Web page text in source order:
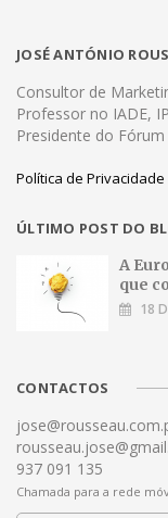
JOSÉ ANTÓNIO
Consultor de
Professor no IADE,
Presidente do
Política de Privacidade
ÚLTIMO POST DO
A
que
18
CONTACTOS
937 091 135
Chamada para a rede